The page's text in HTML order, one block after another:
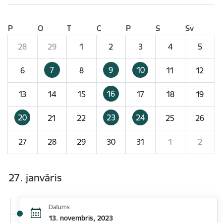
P O T C P S
Sv
28
29 1 2 3 4 5
6 7 8 9 10 11 12
13 14 15 16 17 18 19
20 21 22 23 24 25 26
27 28 29 30 31 1 2
27. janvāris
Datums
13. novembris, 2023